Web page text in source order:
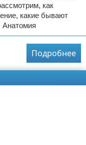
как
какие бывают
Анатомия
Подробнее